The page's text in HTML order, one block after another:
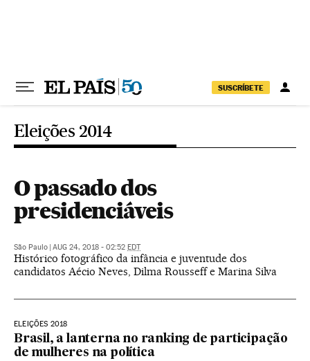
SUSCRÍBETE
Eleições 2014
O passado dos
presidenciáveis
São Paulo | AUG 24, 2018 - 02:52 EDT
Histórico fotográfico da infância e juventude dos
candidatos Aécio Neves, Dilma Rousseff e Marina Silva
ELEIÇÕES 2018
Brasil, a lanterna no ranking de participação
de mulheres na política